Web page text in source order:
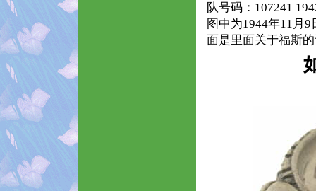
队号码：107241
图中为1944年11月
面是里面关于福斯